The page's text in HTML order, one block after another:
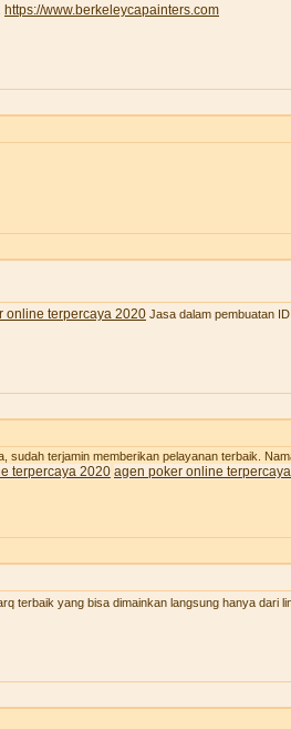
https://www.berkeleycapainters.com
online terpercaya 2020 Jasa dalam pembuatan
terjamin memberikan pelayanan terbaik.
terpercaya 2020 agen poker online
terbaik yang bisa dimainkan langsung hanya dari